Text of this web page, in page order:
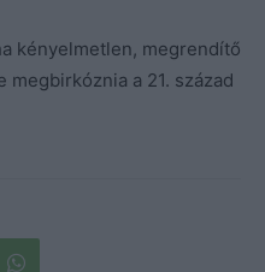
kényelmetlen, megrendítő
a 21. század